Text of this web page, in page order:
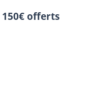
150€ offerts